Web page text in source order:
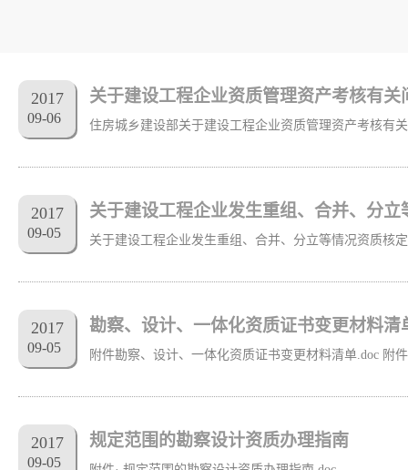
2017
09-06
关于建设工程企业资质管理资产考核有关
2017
09-05
关于建设工程企业发生重组、合并、分
2017
09-05
勘察、设计、一体化资质证书变更材料清
2017
09-05
规定范围的勘察设计资质办理指南